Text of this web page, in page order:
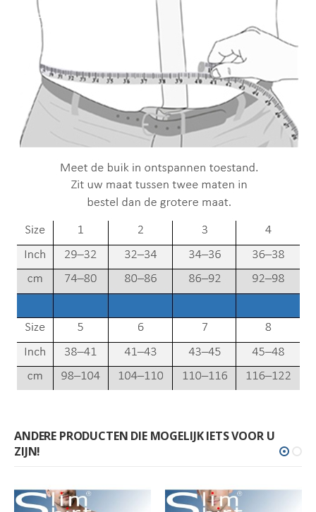
ANDERE PRODUCTEN DIE MOGELIJK IETS VOOR U
ZIJN!